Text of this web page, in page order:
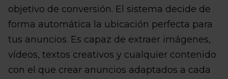
objetivo de conversión. El sistema decide de
forma automática la ubicación perfecta para
tus anuncios. Es capaz de extraer imágenes,
vídeos, textos creativos y cualquier contenido
con el que crear anuncios adaptados a cada